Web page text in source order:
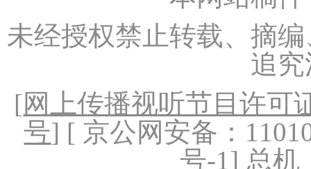
未经授权禁止转载、摘
追
[网上传播视听节目许可
号] [ 京公网安备：
号-1] 总机